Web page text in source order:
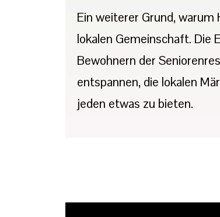
Ein weiterer Grund,
lokalen Gemeinschaft. Die
Bewohnern der
entspannen, die lokalen
jeden etwas zu bieten.